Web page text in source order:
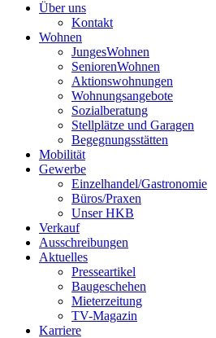
Über uns
Kontakt
Wohnen
JungesWohnen
SeniorenWohnen
Aktionswohnungen
Wohnungsangebote
Sozialberatung
Stellplätze und Garagen
Begegnungsstätten
Mobilität
Gewerbe
Einzelhandel/Gastronomie
Büros/Praxen
Unser HKB
Verkauf
Ausschreibungen
Aktuelles
Presseartikel
Baugeschehen
Mieterzeitung
TV-Magazin
Karriere